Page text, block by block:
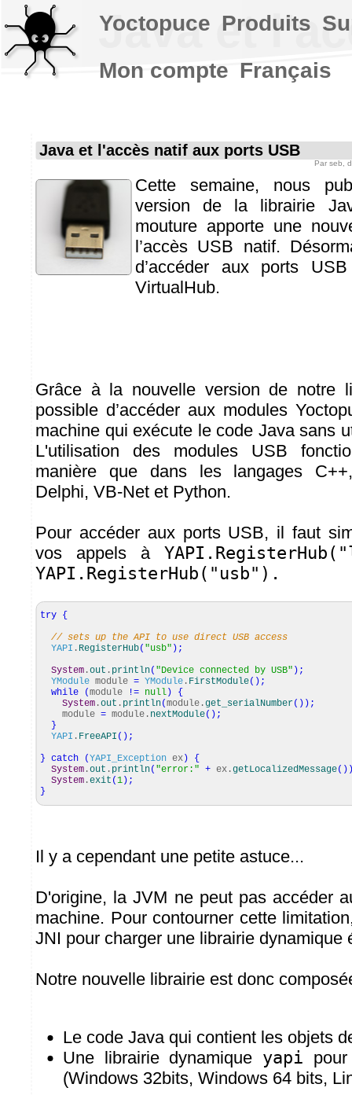
Java et
Java et l'accès natif aux ports USB
Par seb ,
Cette semaine, nous
version de la librairie
mouture apporte une
l’accès USB natif.
d’accéder aux ports
VirtualHub.
Grâce à la nouvelle version de notre
possible d’accéder aux modules
machine qui exécute le code Java sans
L'utilisation des modules USB
manière que dans les langages
Delphi, VB-Net et Python.
Pour accéder aux ports USB, il faut
vos appels à
YAPI.RegisterHub("usb").
try {
// sets up the API to use direct USB access
YAPI . RegisterHub( "usb" ) ;
System .out . println( "Device connected by USB" ) ;
YModule module = YModule . FirstModule( ) ;
while
(module != null )
{
System .out . println(module.get_serialNumber( ) ) ;
module = module. nextModule( ) ;
}
YAPI . FreeAPI ( ) ;
} catch (YAPI_Exception ex )
{
System .out . println( "error:" + ex.getLocalizedMessage( )
System .exit (1 ) ;
}
Il y a cependant une petite astuce...
D'origine, la JVM ne peut pas accéder
machine. Pour contourner cette
JNI pour charger une librairie dynamique
Notre nouvelle librairie est donc
Le code Java qui contient les objets
Une librairie dynamique yapi
(Windows 32bits, Windows 64 bits,
Yoctopuce Produits
Mon compte Français